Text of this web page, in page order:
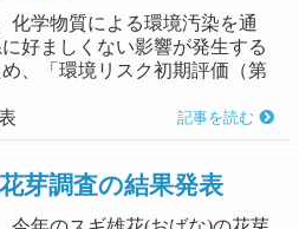
化学物質による環境汚染を通
好ましくない影響が発生する
、「環境リスク初期評価（第
記事を読む
芽調査の結果発表